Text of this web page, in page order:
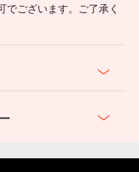
でございます。ご了承く